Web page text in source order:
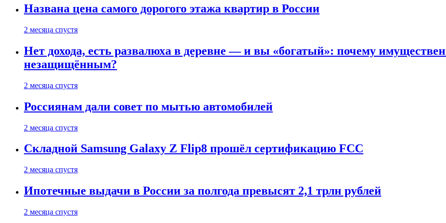
Названа цена самого дорогого этажа квартир в России
2 месяца спустя
Нет дохода, есть развалюха в деревне — и вы «богатый»: почему
незащищённым?
2 месяца спустя
Россиянам дали совет по мытью автомобилей
2 месяца спустя
Складной Samsung Galaxy Z Flip8 прошёл сертификацию FCC
2 месяца спустя
Ипотечные выдачи в России за полгода превысят 2,1 трлн рублей
2 месяца спустя